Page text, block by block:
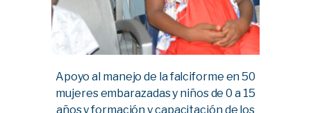
Apoyo al manejo de la falciforme en 50
mujeres embarazadas y niños de 0 a 15
años y formación y capacitación de los